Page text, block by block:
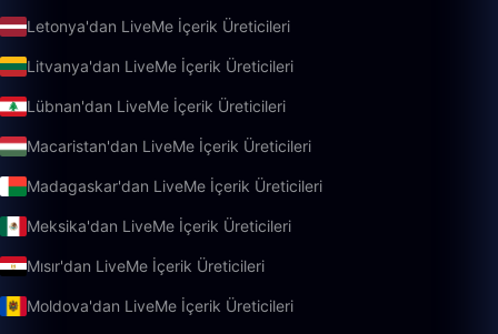
Letonya'dan LiveMe İçerik Üreticileri
Litvanya'dan LiveMe İçerik Üreticileri
Lübnan'dan LiveMe İçerik Üreticileri
Macaristan'dan LiveMe İçerik Üreticileri
Madagaskar'dan LiveMe İçerik Üreticileri
Meksika'dan LiveMe İçerik Üreticileri
Mısır'dan LiveMe İçerik Üreticileri
Moldova'dan LiveMe İçerik Üreticileri